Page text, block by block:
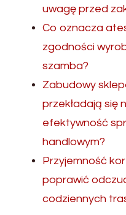
uwagę przed
Co oznacza
zgodności
szamba?
Zabudowy
przekładają się
efektywność
handlowym?
Przyjemność
poprawić
codziennych